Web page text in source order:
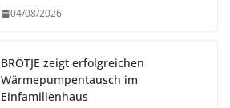
04/08/2026
BRÖTJE zeigt erfolgreichen
Wärmepumpentausch im
Einfamilienhaus